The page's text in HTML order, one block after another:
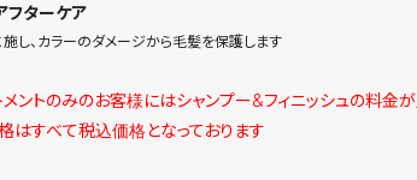
フターケア
し、カラーのダメージから毛髪を保護します
メントのみのお客様にはシャンプー&フィニッシュの料金
はすべて税込価格となっております